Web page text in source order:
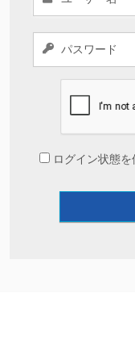
ログイン状態